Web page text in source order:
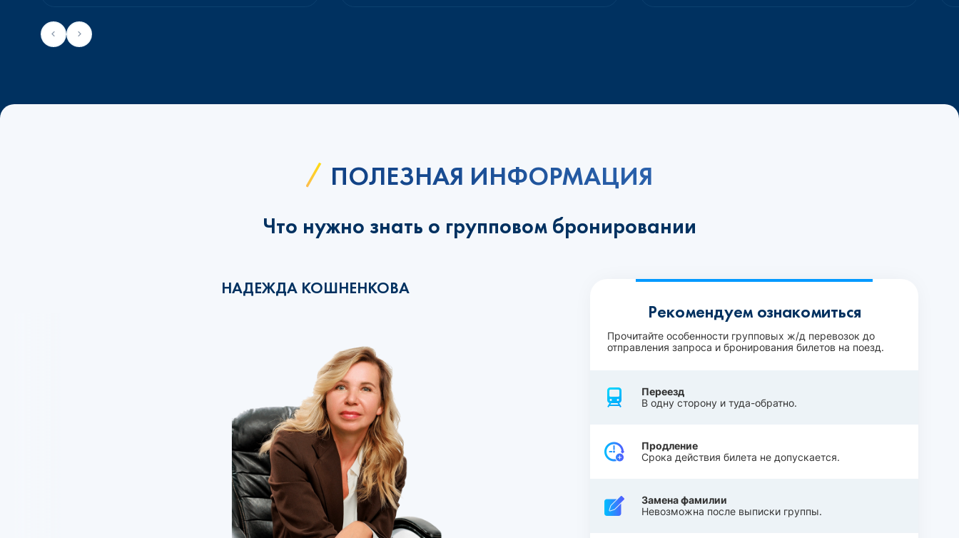
ПОЛЕЗНАЯ ИНФОРМАЦИЯ
Что нужно знать о групповом бронировании
НАДЕЖДА КОШНЕНКОВА
Рекомендуем ознакомиться
Прочитайте особенности групповых ж/д перевозок до
отправления запроса и бронирования билетов на поезд.
Переезд
В одну сторону и туда-обратно.
Продление
Срока действия билета не допускается.
Замена фамилии
Невозможна после выписки группы.